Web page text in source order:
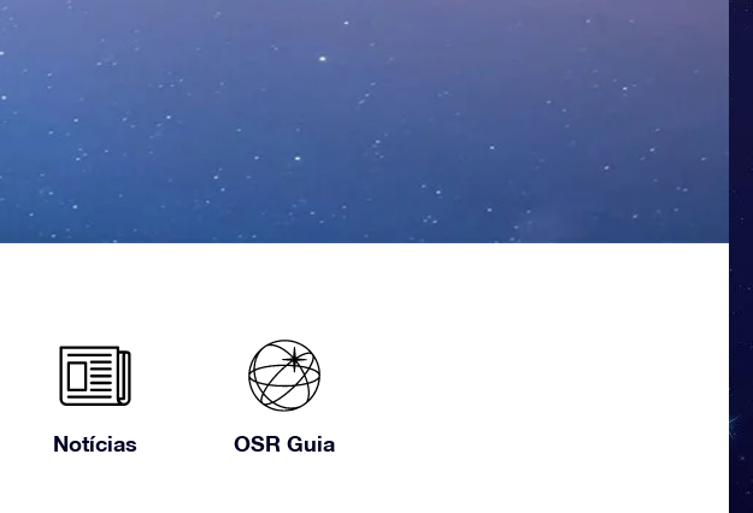
Notícias OSR Guia